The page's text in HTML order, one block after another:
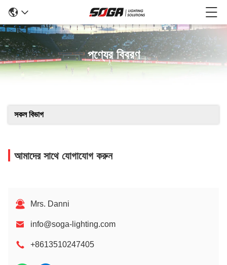
পণ্যের বিবরণ
সকল বিভাগ
আমাদের সাথে যোগাযোগ করুন
Mrs. Danni
info@soga-lighting.com
+8613510247405